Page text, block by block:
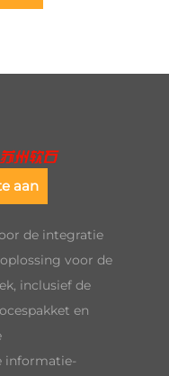
aan
de integratie
voor de
inclusief de
en
informatie-